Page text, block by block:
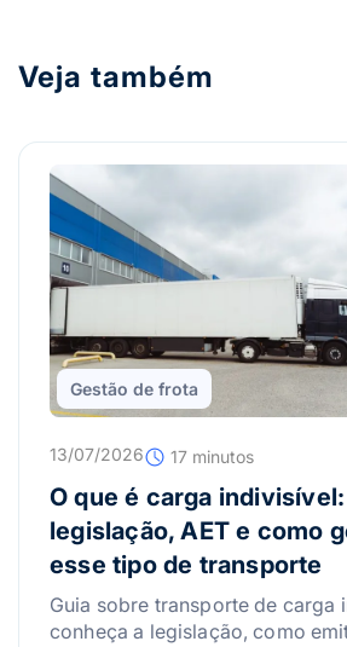
Veja também
Gestão de frota
13/07/2026 17 minutos
O que é carga
legislação, AET e como
esse tipo de transporte
Guia sobre transporte de carga
conheça a legislação, como